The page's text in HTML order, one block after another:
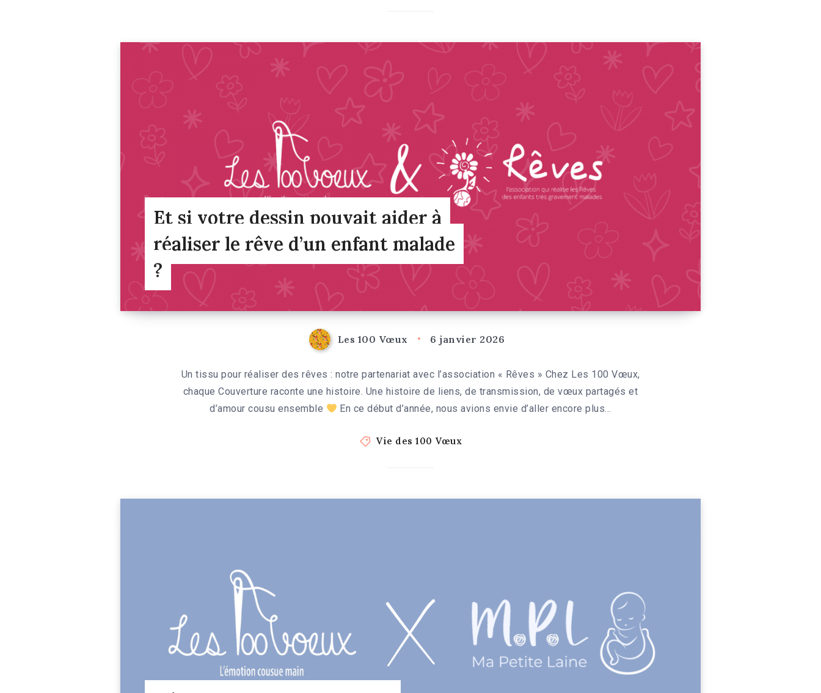
Et si votre dessin pouvait aider à
réaliser le rêve d’un enfant malade
?
Les 100 Vœux 6 janvier 2026
Un tissu pour réaliser des rêves : notre partenariat avec l’association « Rêves » Chez Les 100 Vœux,
chaque Couverture raconte une histoire. Une histoire de liens, de transmission, de vœux partagés et
d’amour cousu ensemble
En ce début d’année, nous avions envie d’aller encore plus…
Vie des 100 Vœux